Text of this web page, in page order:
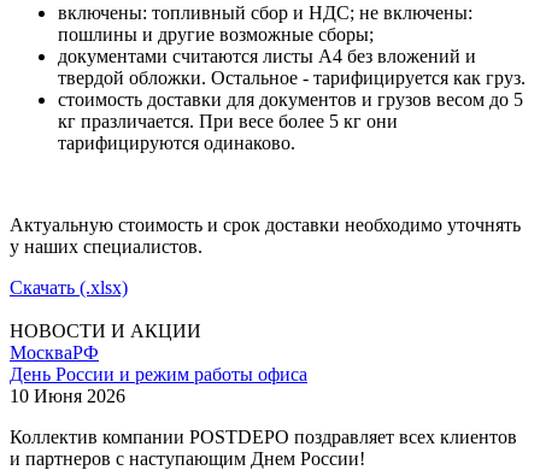
включены: топливный сбор и НДС; не включены:
пошлины и другие возможные сборы;
документами считаются листы А4 без вложений и
твердой обложки. Остальное - тарифицируется как груз.
стоимость доставки для документов и грузов весом до 5
кг празличается. При весе более 5 кг они
тарифицируются одинаково.
Актуальную стоимость и срок доставки необходимо уточнять
у наших специалистов.
Скачать (.xlsx)
НОВОСТИ И АКЦИИ
МоскваРФ
День России и режим работы офиса
10 Июня 2026
Коллектив компании POSTDEPO поздравляет всех клиентов
и партнеров с наступающим Днем России!